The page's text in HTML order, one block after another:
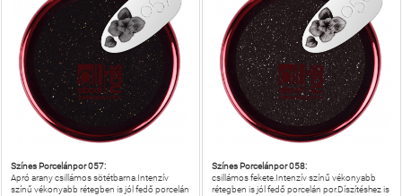
Színes Porcelánpor 057:
Apró arany csillámos sötétbarna.Intenzív
színű vékonyabb rétegben is jól fedő porcelán
Színes Porcelánpor 058:
csillámos fekete.Intenzív színű vékonyabb
rétegben is jól fedő porcelán por.Díszítéshez is